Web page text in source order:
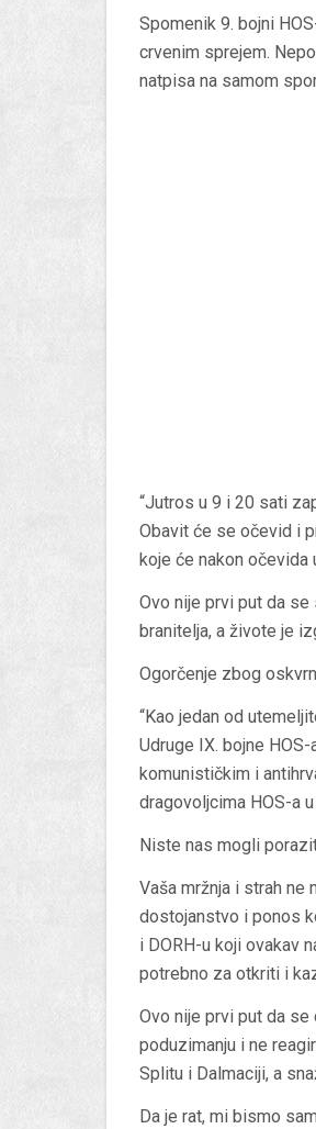
Spomenik 9. bojni
crvenim sprejem.
natpisa na samom
“Jutros u 9 i 20 sati
Obavit će se očevid i
koje će nakon
Ovo nije prvi put da
branitelja, a živote je
Ogorčenje zbog
“Kao jedan od
Udruge IX. bojne
komunističkim i
dragovoljcima HOS-a
Niste nas mogli
Vaša mržnja i strah ne
dostojanstvo i ponos
i DORH-u koji ovakav
potrebno za otkriti i
Ovo nije prvi put da
poduzimanju i ne
Splitu i Dalmaciji, a
Da je rat, mi bismo